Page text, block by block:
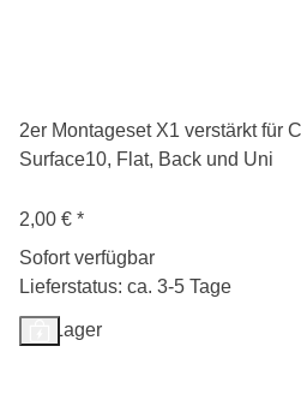
2er Montageset X1 verstärkt für
Surface10, Flat, Back und Uni
2,00 € *
Sofort verfügbar
Lieferstatus: ca. 3-5 Tage
Auf Lager